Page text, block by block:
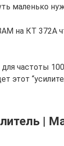
маленько
на КТ 372А
частоты
этот
|